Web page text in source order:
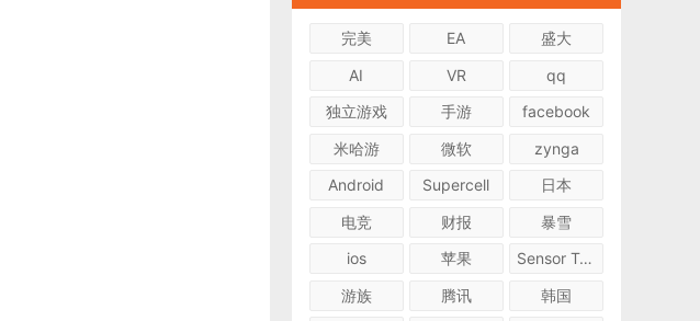
完美 EA
盛大
AI
VR
qq
独立游戏
手游
facebook
米哈游
微软
zynga
Android
Supercell
日本
电竞
财报
暴雪
ios
苹果
Sensor Tower
游族
腾讯
韩国